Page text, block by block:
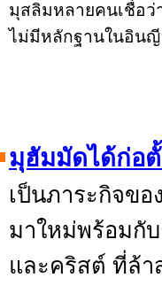
มุสลิมหลายคนเชื่อ
ไม่มีหลักฐานในอิน
มุฮัมมัดได้ก่อ
เป็นภาระกิจข
มาใหม่พร้อมกั
และคริสต์ ที่ล้า